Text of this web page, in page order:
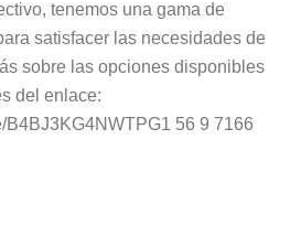
tenemos una gama de
satisfacer las necesidades de
sobre las opciones disponibles
del enlace:
B4BJ3KG4NWTPG1 56 9 7166